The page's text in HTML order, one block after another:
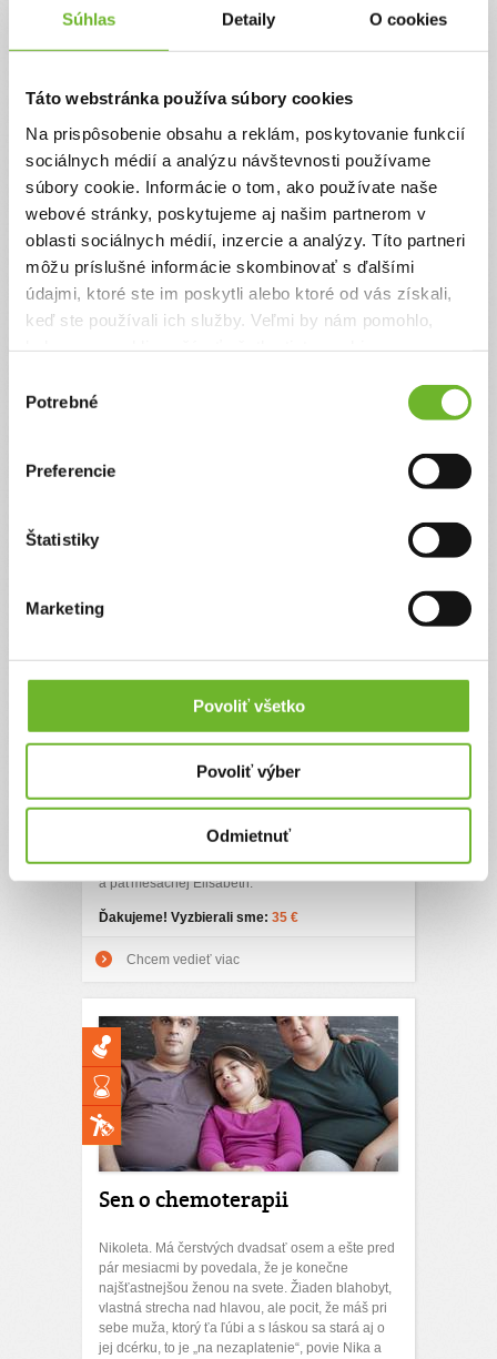
Súhlas Detaily O cookies
Táto webstránka používa súbory cookies
Na prispôsobenie obsahu a reklám, poskytovanie funkcií
sociálnych médií a analýzu návštevnosti používame
súbory cookie. Informácie o tom, ako používate naše
webové stránky, poskytujeme aj našim partnerom v
oblasti sociálnych médií, inzercie a analýzy. Títo partneri
môžu príslušné informácie skombinovať s ďalšími
údajmi, ktoré ste im poskytli alebo ktoré od vás získali,
keď ste používali ich služby. Veľmi by nám pomohlo,
súhlasu
Potrebné
Preferencie
Štatistiky
Marketing
Povoliť všetko
Povoliť výber
Odmietnuť
Chcem vedieť viac
Bez slov
Je pre ňu všetkým, stredobodom vesmíru, čo ale
neznamená, že ho rozmaznáva. Šesťročný Dávid
Ďakujeme! Vyzbierali sme:
V bludnom kruhu
Momentálne sa cíti bezradne. Vie, že radikálne
reálne a vie, že „nemám teraz kam ísť, odísť,“
povie 28-ročná Veronika, mam päťročnej Rebeky
a päťmesačnej Elisabeth.
Ďakujeme! Vyzbierali sme: 35 €
Chcem vedieť viac
Sen o chemoterapii
Nikoleta. Má čerstvých dvadsať osem a ešte pred
pár mesiacmi by povedala, že je konečne
najšťastnejšou ženou na svete. Žiaden blahobyt,
vlastná strecha nad hlavou, ale pocit, že máš pri
sebe muža, ktorý ťa ľúbi a s láskou sa stará aj o
jej dcérku, to je „na nezaplatenie“, povie Nika a